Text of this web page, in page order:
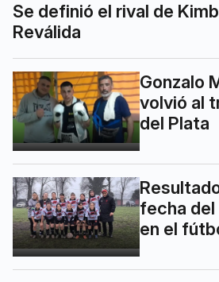
Se definió el rival de
Reválida
Gonzalo
volvió al
del Plata
fecha del
en el